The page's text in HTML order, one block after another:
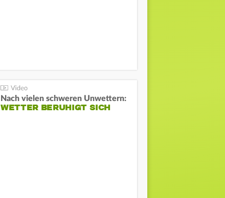
Nach vielen schweren Unwettern:
WETTER BERUHIGT SICH